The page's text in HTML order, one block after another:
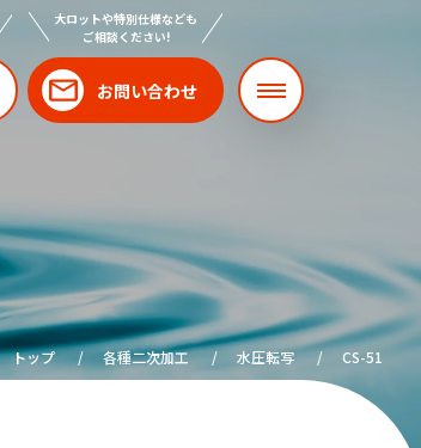
大ロットや特別仕様なども
ご相談ください!
お問い合わせ
トップ 各種二次加工 水圧転写 CS-51